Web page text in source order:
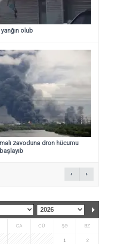
olub
zavoduna dron hücumu
CA CÜ ŞƏ BZ
1 2